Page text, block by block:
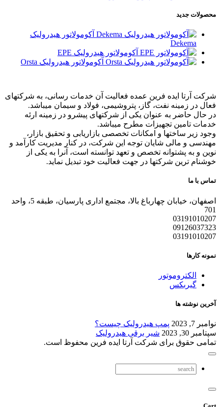
محصولات جدید
آکومولاتور هیدرولیک
Dekema
آکومولاتور هیدرولیک EPE
آکومولاتور هیدرولیک Orsta
شرکت آرتا ایده فرین عمده فعالیت آن خدمات رسانی، به شرکتهای
فعال در زمینه نفت، گاز، پتروشیمی، فولاد و سیمان میباشد.
در حال حاضر به عنوان یکی از شرکتهای پیشرو در زمینه ارئه
خدمات تامین تجهیزات مطرح میباشد.
وجود زیر ساختها و امکانات تخصصی بازاریابی و تحقیق بازار،
مهندسی و مالی شایان توجه این شرکت، در کنار مدیریت کارآمد و
نوین و به پشتوانه تخصص و تعهد توانسته است، آنرا به یکی از
خوشنام ترین شرکتها در جهت فعالیت خود تبدیل نماید.
تماس با ما
اصفهان، خیابان چهارباغ بالا، مجتمع اداری پارسیان، طبقه 5، واحد
701
03191010207
09126037323
03191010207
نمونه کارها
الکتروموتور
گیربکس
آخرین نوشته ها
نوامبر 7, 2023
پمپ هیدرولیک چیست؟
سپتامبر 30, 2023
شیر برقی هیدرولیک
تمامی حقوق برای شرکت آرتا ایده فرین محفوظ است.